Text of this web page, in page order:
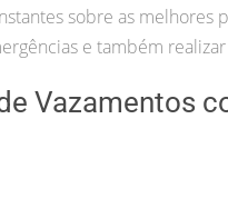
sobre as melhores
e também
Vazamentos